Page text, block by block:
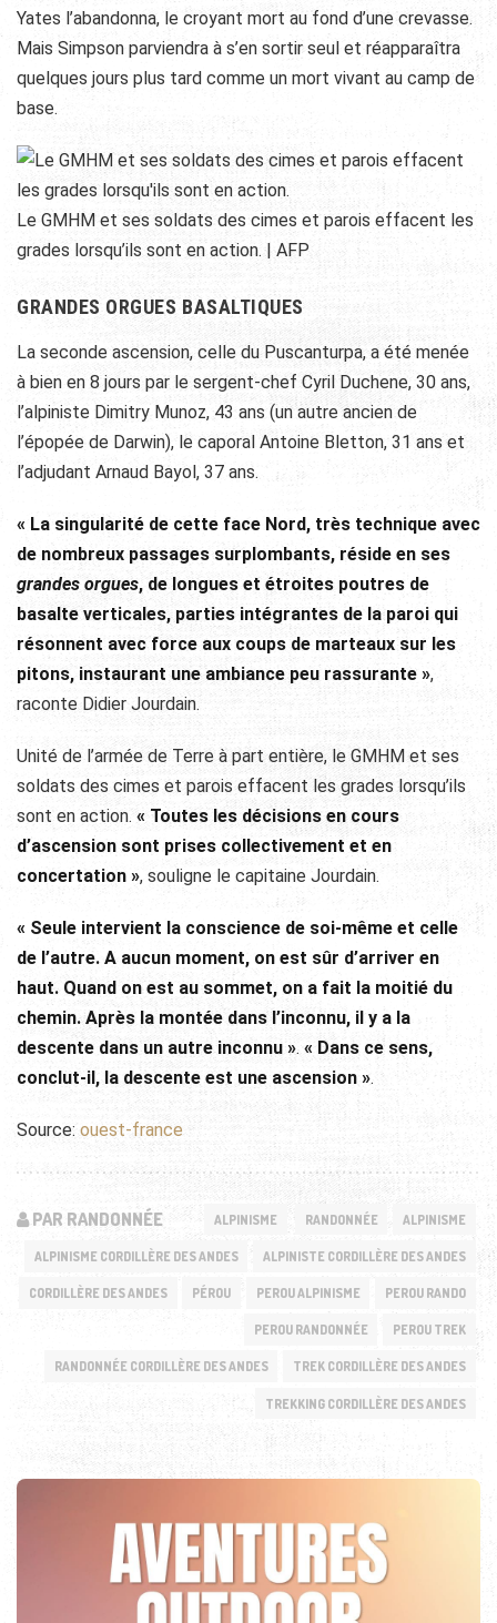
Yates l’abandonna, le croyant mort au fond d’une crevasse.
Mais Simpson parviendra à s’en sortir seul et réapparaîtra
quelques jours plus tard comme un mort vivant au camp de
base.
Le GMHM et ses soldats des cimes et parois effacent les
grades lorsqu’ils sont en action. | AFP
GRANDES ORGUES BASALTIQUES
La seconde ascension, celle du Puscanturpa, a été menée
à bien en 8 jours par le sergent-chef Cyril Duchene, 30 ans,
l’alpiniste Dimitry Munoz, 43 ans (un autre ancien de
l’épopée de Darwin), le caporal Antoine Bletton, 31 ans et
l’adjudant Arnaud Bayol, 37 ans.
« La singularité de cette face Nord, très technique avec
de nombreux passages surplombants, réside en ses
grandes orgues, de longues et étroites poutres de
basalte verticales, parties intégrantes de la paroi qui
résonnent avec force aux coups de marteaux sur les
pitons, instaurant une ambiance peu rassurante »,
raconte Didier Jourdain.
Unité de l’armée de Terre à part entière, le GMHM et ses
soldats des cimes et parois effacent les grades lorsqu’ils
sont en action. « Toutes les décisions en cours
d’ascension sont prises collectivement et en
concertation », souligne le capitaine Jourdain.
« Seule intervient la conscience de soi-même et celle
de l’autre. A aucun moment, on est sûr d’arriver en
haut. Quand on est au sommet, on a fait la moitié du
chemin. Après la montée dans l’inconnu, il y a la
descente dans un autre inconnu ». « Dans ce sens,
conclut-il, la descente est une ascension ».
Source: ouest-france
PAR RANDONNÉE ALPINISME RANDONNÉE ALPINISME
ALPINISME CORDILLÈRE DES ANDES ALPINISTE CORDILLÈRE DES ANDES
CORDILLÈRE DES ANDES PÉROU PEROU ALPINISME PEROU RANDO
PEROU RANDONNÉE PEROU TREK
RANDONNÉE CORDILLÈRE DES ANDES TREK CORDILLÈRE DES ANDES
TREKKING CORDILLÈRE DES ANDES